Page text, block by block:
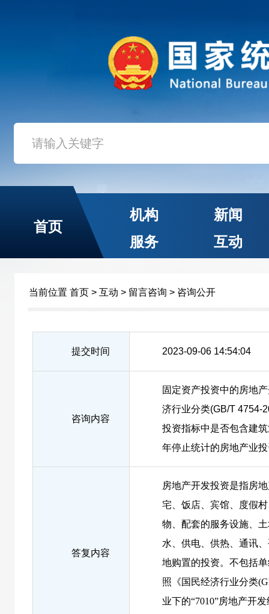
首页
机构
新闻
服务
互动
当前位置 首页> 互动 > 留言咨询 > 咨询公开
提交时间 2023-09-06 14:54:04
咨询内容
固定资产投资中的房地
济行业分类(GB/T 4754-
投资指标中是否包含建
年停止统计的房地产业
答复内容
房地产开发投资是指房
宅、饭店、宾馆、度假
物、配套的服务设施、
水、供电、供热、通讯
地购置的投资。不包括
照《国民经济行业分类
业下的“7010”房地产开